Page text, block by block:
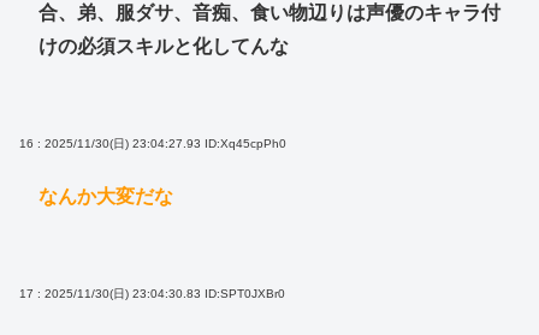
合、弟、服ダサ、音痴、食い物辺りは声優のキャラ付
けの必須スキルと化してんな
16 : 2025/11/30(日) 23:04:27.93 ID:Xq45cpPh0
なんか大変だな
17 : 2025/11/30(日) 23:04:30.83 ID:SPT0JXBr0